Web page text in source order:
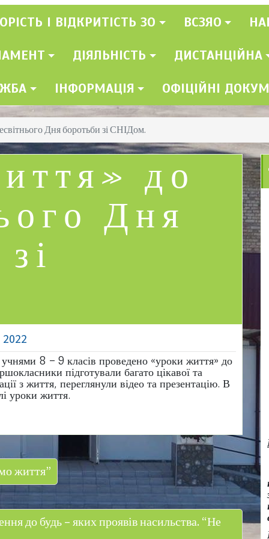
І ВІДКРИТІСТЬ ЗО ВСЗЯО
ДІЯЛЬНІСТЬ ДИСТАНЦІЙНА
ІНФОРМАЦІЯ ОФІЦІЙНІ
Дня боротьби зі СНІДом.
до
Дня
8 – 9 класів проведено «уроки життя» до
підготували багато цікавої та
з життя, переглянули відео та презентацію. В
уроки життя.
життя”
до будь – яких проявів насильства. “Не